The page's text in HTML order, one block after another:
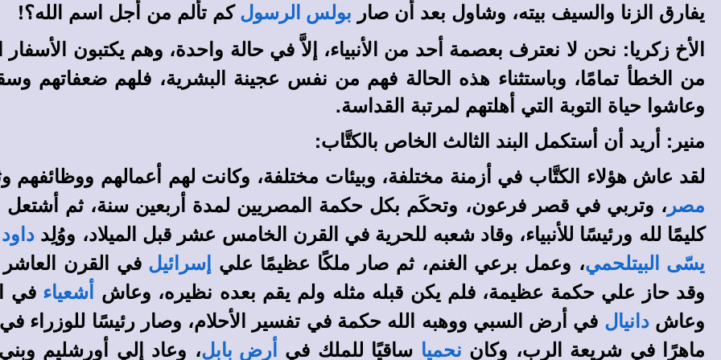
يفارق الزنا والسيف بيته، وشاول بعد أن صار بولس الرسول كم تألم من أجل اسم الله؟!
الأخ زكريا: نحن لا نعترف بعصمة أحد من الأنبياء، إلاَّ في حالة واحدة، وهم يكتبون
من الخطأ تمامًا، وباستثناء هذه الحالة فهم من نفس عجينة البشرية، فلهم ضعفاتهم
وعاشوا حياة التوبة التي أهلتهم لمرتبة القداسة.
منير: أريد أن أستكمل البند الثالث الخاص بالكتَّاب:
لقد عاش هؤلاء الكتَّاب في أزمنة مختلفة، وبيئات مختلفة، وكانت لهم أعمالهم ووظائفهم
مصر ، وتربي في قصر فرعون، وتحكَم بكل حكمة المصريين لمدة أربعين سنة، ثم أشتعل
كليمًا لله ورئيسًا للأنبياء، وقاد شعبه للحرية في القرن الخامس عشر قبل الميلاد، ووُلِد داود
يسّى البيتلحمي، وعمل برعي الغنم، ثم صار ملكًا عظيمًا علي إسرائيل في القرن العاشر
وقد حاز علي حكمة عظيمة، فلم يكن قبله مثله ولم يقم بعده نظيره، وعاش
أشعياء في
وعاشدانيال في أرض السبي ووهبه الله حكمة في تفسير الأحلام، وصار رئيسًا للوزراء في
ماهرًا في شريعة الرب، وكان نحميا ساقيًا للملك في أرض بابل، وعاد إلي أورشليم